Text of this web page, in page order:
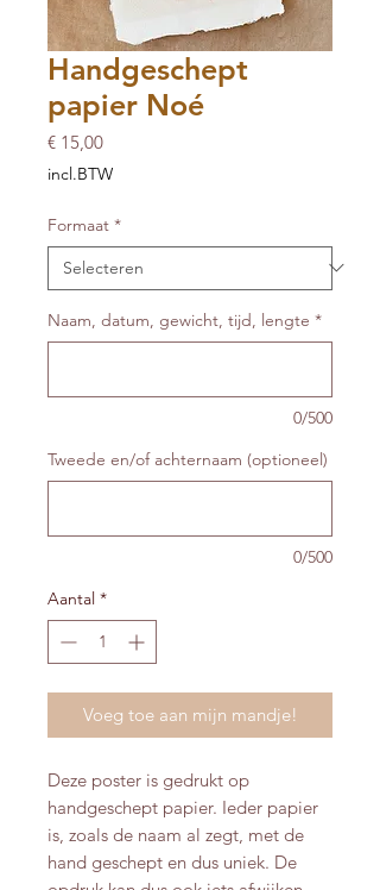
Handgeschept
papier Noé
€ 15,00Prijs
incl.BTW
Formaat *
Naam, datum, gewicht, tijd, lengte *
0/500
Tweede en/of achternaam (optioneel)
0/500
Aantal *
Voeg toe aan mijn mandje!
Deze poster is gedrukt op
handgeschept papier. Ieder papier
is, zoals de naam al zegt, met de
hand geschept en dus uniek. De